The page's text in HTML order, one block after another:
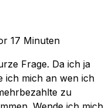
17 Minuten
Frage. Da ich ja
ich mich an wen ich
zu